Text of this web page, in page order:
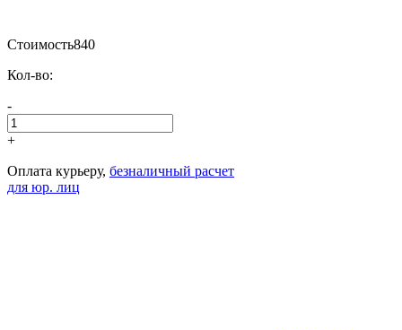
Стоимость840
Кол-во:
-
+
Оплата курьеру, безналичный расчет
для юр. лиц